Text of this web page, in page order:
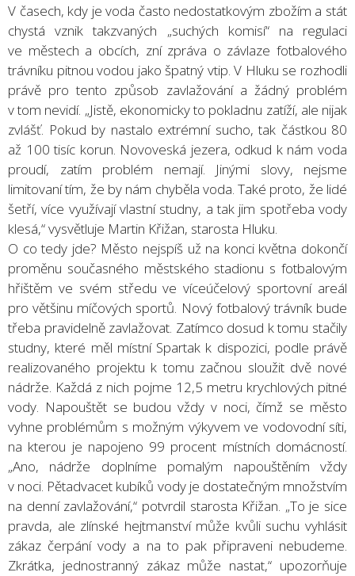
V časech, kdy je voda často nedostatkovým zbožím a stát
chystá vznik takzvaných „suchých komisí“ na regulaci
ve městech a obcích, zní zpráva o závlaze fotbalového
trávníku pitnou vodou jako špatný vtip. V Hluku se rozhodli
právě pro tento způsob zavlažování a žádný problém
v tom nevidí. „Jistě, ekonomicky to pokladnu zatíží, ale nijak
zvlášť. Pokud by nastalo extrémní sucho, tak částkou 80
až 100 tisíc korun. Novoveská jezera, odkud k nám voda
proudí, zatím problém nemají. Jinými slovy, nejsme
limitovaní tím, že by nám chyběla voda. Také proto, že lidé
šetří, více využívají vlastní studny, a tak jim spotřeba vody
klesá,“ vysvětluje Martin Křižan, starosta Hluku.
O co tedy jde? Město nejspíš už na konci května dokončí
proměnu současného městského stadionu s fotbalovým
hřištěm ve svém středu ve víceúčelový sportovní areál
pro většinu míčových sportů. Nový fotbalový trávník bude
třeba pravidelně zavlažovat. Zatímco dosud k tomu stačily
studny, které měl místní Spartak k dispozici, podle právě
realizovaného projektu k tomu začnou sloužit dvě nové
nádrže. Každá z nich pojme 12,5 metru krychlových pitné
vody. Napouštět se budou vždy v noci, čímž se město
vyhne problémům s možným výkyvem ve vodovodní síti,
na kterou je napojeno 99 procent místních domácností.
„Ano, nádrže doplníme pomalým napouštěním vždy
v noci. Pětadvacet kubíků vody je dostatečným množstvím
na denní zavlažování,“ potvrdil starosta Křižan. „To je sice
pravda, ale zlínské hejtmanství může kvůli suchu vyhlásit
zákaz čerpání vody a na to pak připraveni nebudeme.
Zkrátka, jednostranný zákaz může nastat,“ upozorňuje